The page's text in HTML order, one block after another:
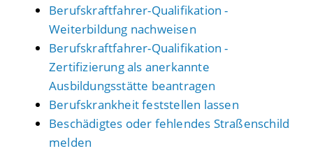
Berufskraftfahrer-Qualifikation -
Weiterbildung nachweisen
Berufskraftfahrer-Qualifikation -
Zertifizierung als anerkannte
Ausbildungsstätte beantragen
Berufskrankheit feststellen lassen
Beschädigtes oder fehlendes Straßenschild
melden